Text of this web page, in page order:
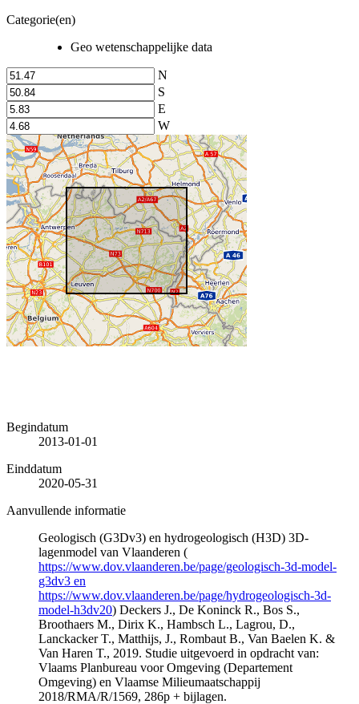
Categorie(en)
Geo wetenschappelijke data
N
S
E
W
Begindatum
2013-01-01
Einddatum
2020-05-31
Aanvullende informatie
Geologisch (G3Dv3) en hydrogeologisch (H3D) 3D-
lagenmodel van Vlaanderen (
https://www.dov.vlaanderen.be/page/geologisch-3d-model-
g3dv3 en
https://www.dov.vlaanderen.be/page/hydrogeologisch-3d-
model-h3dv20) Deckers J., De Koninck R., Bos S.,
Broothaers M., Dirix K., Hambsch L., Lagrou, D.,
Lanckacker T., Matthijs, J., Rombaut B., Van Baelen K. &
Van Haren T., 2019. Studie uitgevoerd in opdracht van:
Vlaams Planbureau voor Omgeving (Departement
Omgeving) en Vlaamse Milieumaatschappij
2018/RMA/R/1569, 286p + bijlagen.